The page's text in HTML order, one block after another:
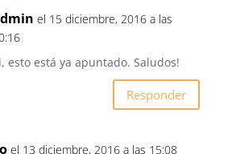
el 15 diciembre, 2016 a las
esto está ya apuntado. Saludos!
Responder
el 13 diciembre, 2016 a las 15:08